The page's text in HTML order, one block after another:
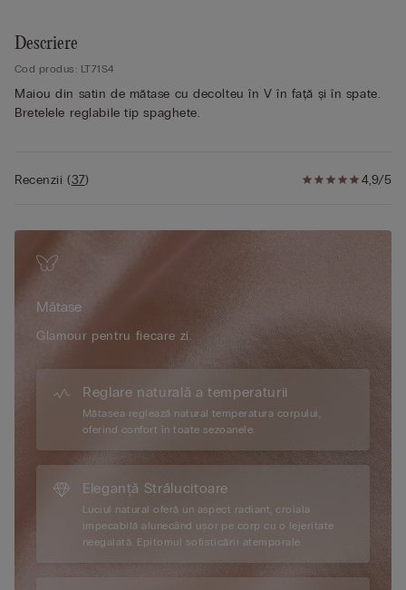
Descriere
Cod produs: LT71S4
Maiou din satin de mătase cu decolteu în V în față și în spate.
Bretelele reglabile tip spaghete.
4,9/5
Recenzii(37)
Mătase
Glamour pentru fiecare zi.
Reglare naturală a temperaturii
Mătasea reglează natural temperatura corpului,
oferind confort în toate sezoanele.
Eleganță Strălucitoare
Luciul natural oferă un aspect radiant, croiala
impecabilă alunecând ușor pe corp cu o lejeritate
neegalată. Epitomul sofisticării atemporale.